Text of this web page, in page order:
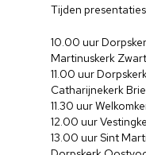
Tijden
10.00 uur
Martinuskerk
11.00 uur
Catharijnekerk
11.30 uur
12.00 uur
13.00 uur Sint